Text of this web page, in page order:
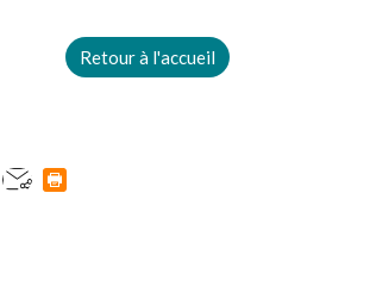
Retour à l'accueil